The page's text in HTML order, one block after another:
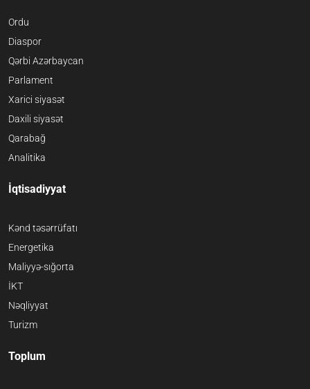
Ordu
Diaspor
Qərbi Azərbaycan
Parlament
Xarici siyasət
Daxili siyasət
Qarabağ
Analitika
İqtisadiyyat
Kənd təsərrüfatı
Energetika
Maliyyə-sığorta
İKT
Nəqliyyat
Turizm
Toplum